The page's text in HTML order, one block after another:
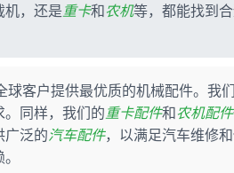
机，还是重卡和农机等，都能找到
客户提供最优质的机械配件。我
。同样，我们的重卡配件和农机配件
广泛的汽车配件，以满足汽车维修